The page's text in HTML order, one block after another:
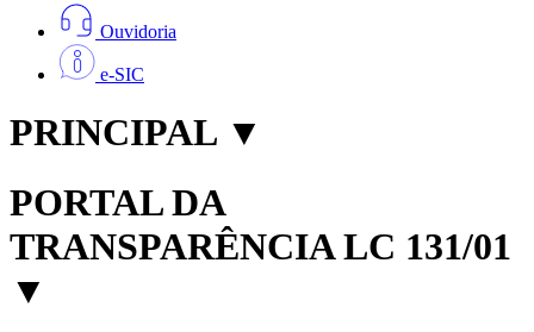
Ouvidoria
e-SIC
PRINCIPAL ▼
PORTAL DA
TRANSPARÊNCIA LC 131/01
▼